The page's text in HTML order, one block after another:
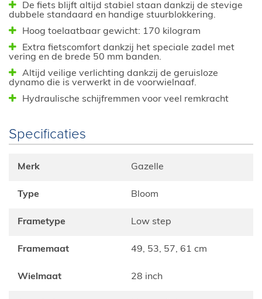
De fiets blijft altijd stabiel staan dankzij de stevige
dubbele standaard en handige stuurblokkering.
Hoog toelaatbaar gewicht: 170 kilogram
Extra fietscomfort dankzij het speciale zadel met
vering en de brede 50 mm banden.
Altijd veilige verlichting dankzij de geruisloze
dynamo die is verwerkt in de voorwielnaaf.
Hydraulische schijfremmen voor veel remkracht
Specificaties
Merk Gazelle
Type Bloom
Frametype Low step
Framemaat 49, 53, 57, 61 cm
Wielmaat 28 inch